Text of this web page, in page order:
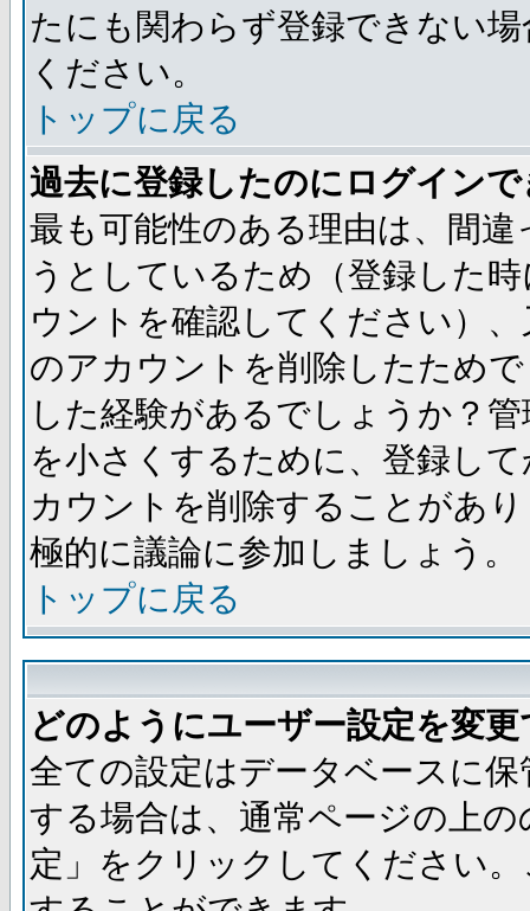
たにも関わらず登録できない
ください。
トップに戻る
過去に登録したのにログイン
最も可能性のある理由は、間
うとしているため（登録した
ウントを確認してください）
のアカウントを削除したため
した経験があるでしょうか？
を小さくするために、登録し
カウントを削除することがあ
極的に議論に参加しましょう。
トップに戻る
どのようにユーザー設定を変
全ての設定はデータベースに
する場合は、通常ページの上
定」をクリックしてください